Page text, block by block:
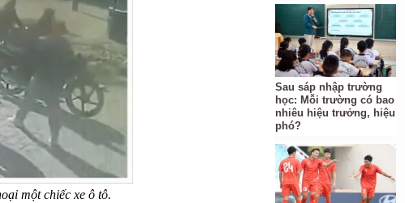
một chiếc xe ô tô.
Sau sáp nhập trường
học: Mỗi trường có bao
nhiêu hiệu trưởng, hiệu
phó?